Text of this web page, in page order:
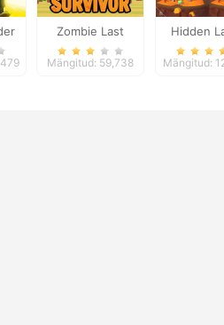
Zombie Last
Survivor
Mängitud: 59,738
Hidden
Mängitud: